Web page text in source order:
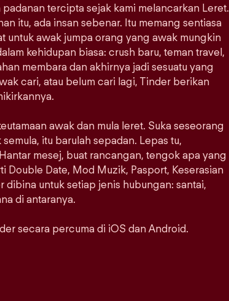
tercipta sejak kami melancarkan Leret.
itu, ada insan sebenar. Itu memang sentiasa
untuk awak jumpa orang yang awak mungkin
kehidupan biasa: crush baru, teman travel,
membara dan akhirnya jadi sesuatu yang
cari, atau belum cari lagi, Tinder berikan
awak dan mula leret. Suka seseorang
itu barulah sepadan. Lepas tu,
mesej, buat rancangan, tengok apa yang
Double Date, Mod Muzik, Pasport, Keserasian
dibina untuk setiap jenis hubungan: santai,
di antaranya.
secara percuma di iOS dan Android.